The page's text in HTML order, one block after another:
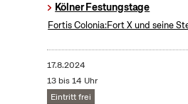
Kölner Festungstage
Fortis Colonia:Fort X und seine
17.8.2024
13 bis 14 Uhr
Eintritt frei